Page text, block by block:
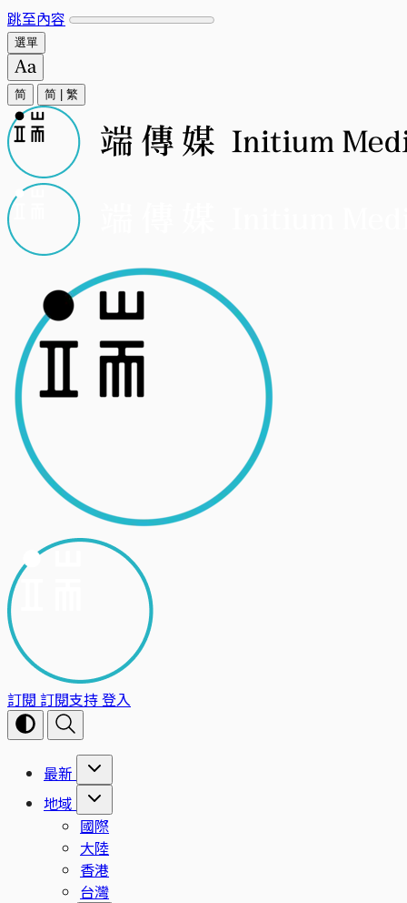
跳至內容
選單
简 简 繁
訂閱 訂閱支持登入
最新
地域
國際
大陸
香港
台灣